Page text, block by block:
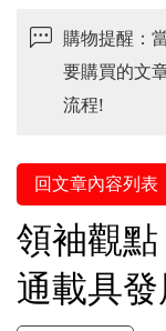
購物提醒：
要購買的文
流程!
回文章內容列表
領袖觀
通載具